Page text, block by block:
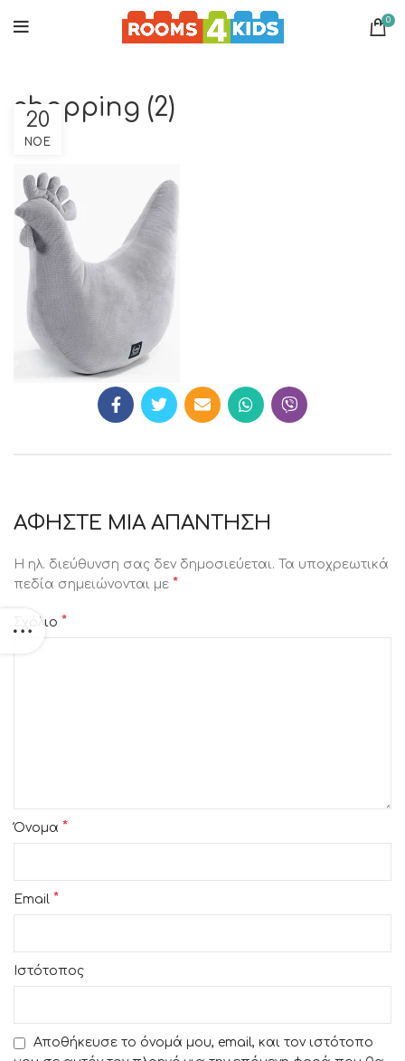
0
shopping (2)
20
ΝΟΈ
ΑΦΉΣΤΕ ΜΙΑ ΑΠΆΝΤΗΣΗ
Η ηλ. διεύθυνση σας δεν δημοσιεύεται.
Τα υποχρεωτικά
πεδία σημειώνονται με *
Σχόλιο *
Όνομα *
Email *
Ιστότοπος
Αποθήκευσε το όνομά μου, email, και τον ιστότοπο